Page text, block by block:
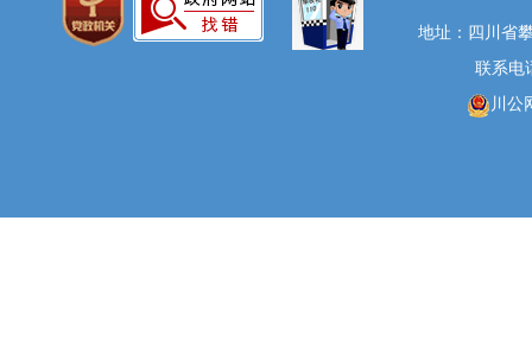
地址：四川省
联系电
川公